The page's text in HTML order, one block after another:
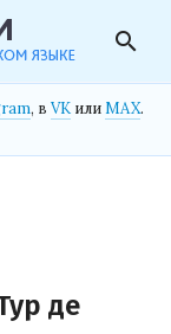
search
, в VK илиMAX.
де